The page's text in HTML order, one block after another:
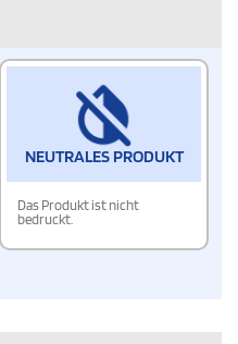
NEUTRALES PRODUKT
Das Produkt ist nicht
bedruckt.